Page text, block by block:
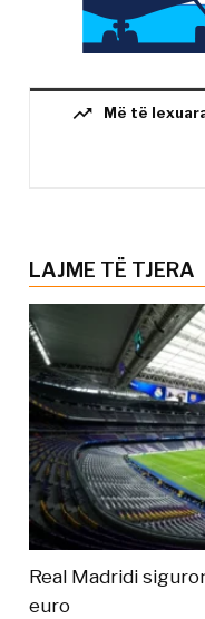
trending_up Më të
LAJME TË TJERA
Real Madridi
euro